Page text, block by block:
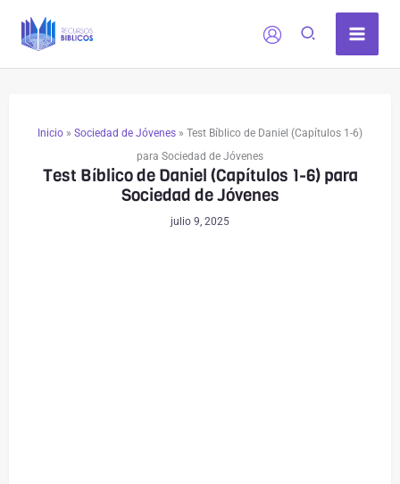
Inicio » Sociedad de Jóvenes » Test Bíblico de Daniel (Capítulos 1-6)
para Sociedad de Jóvenes
Test Bíblico de Daniel (Capítulos 1-6) para
Sociedad de Jóvenes
julio 9, 2025